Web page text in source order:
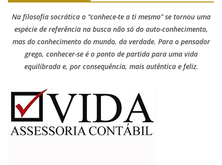
Na filosofia socrática o “conhece-te a ti mesmo” se tornou uma
espécie de referência na busca não só do auto-conhecimento,
mas do conhecimento do mundo, da verdade. Para o pensador
grego, conhecer-se é o ponto de partida para uma vida
equilibrada e, por consequência, mais autêntica e feliz.